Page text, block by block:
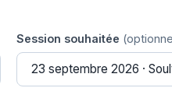
Session souhaitée